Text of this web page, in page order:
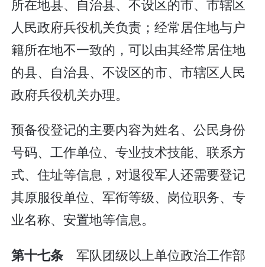
所在地县、自治县、不设区的市、市辖区
人民政府兵役机关负责；经常居住地与户
籍所在地不一致的，可以由其经常居住地
的县、自治县、不设区的市、市辖区人民
政府兵役机关办理。
预备役登记的主要内容为姓名、公民身份
号码、工作单位、专业技术技能、联系方
式、住址等信息，对退役军人还需要登记
其原服役单位、军衔等级、岗位职务、专
业名称、安置地等信息。
第十七条军队团级以上单位政治工作部